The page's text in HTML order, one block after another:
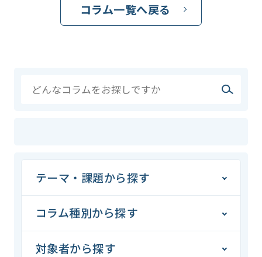
コラム一覧へ戻る
テーマ・課題から探す
コラム種別から探す
対象者から探す